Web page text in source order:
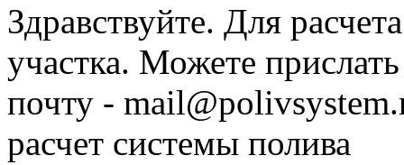
Здравствуйте. Для
участка. Можете
почту -
расчет системы полива